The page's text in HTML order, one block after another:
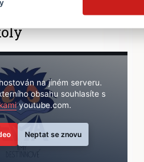
na jiném serveru.
obsahu souhlasíte s
youtube.com.
Neptat se znovu